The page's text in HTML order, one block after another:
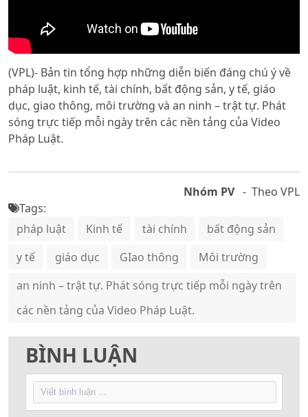
(VPL)- Bản tin tổng hợp những diễn biến đáng chú ý về
pháp luật, kinh tế, tài chính, bất động sản, y tế, giáo
dục, giao thông, môi trường và an ninh – trật tự. Phát
sóng trực tiếp mỗi ngày trên các nền tảng của Video
Pháp Luật.
Nhóm PV - Theo VPL
Tags:
pháp luật
Kinh tế tài chính
bất động sản
y tế
giáo dục GIao thông
Môi trường
an ninh – trật tự. Phát sóng trực tiếp mỗi ngày trên
các nền tảng của Video Pháp Luật.
BÌNH LUẬN